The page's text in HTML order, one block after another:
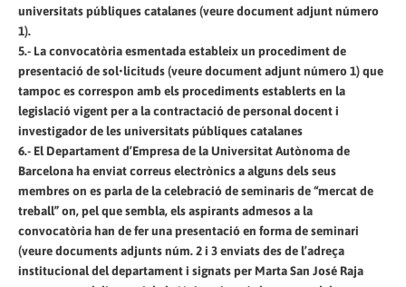
universitats públiques catalanes (veure document adjunt número
1).
5.- La convocatòria esmentada estableix un procediment de
presentació de sol•licituds (veure document adjunt número 1) que
tampoc es correspon amb els procediments establerts en la
legislació vigent per a la contractació de personal docent i
investigador de les universitats públiques catalanes
6.- El Departament d’Empresa de la Universitat Autònoma de
Barcelona ha enviat correus electrònics a alguns dels seus
membres on es parla de la celebració de seminaris de “mercat de
treball” on, pel que sembla, els aspirants admesos a la
convocatòria han de fer una presentació en forma de seminari
(veure documents adjunts núm. 2 i 3 enviats des de l’adreça
institucional del departament i signats per Marta San José Raja